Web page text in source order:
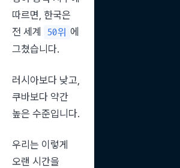
따르면, 한국은
전 세계
50위 에
그쳤습니다.
러시아보다 낮고,
쿠바보다 약간
높은 수준입니다.
우리는 이렇게
오랜 시간을